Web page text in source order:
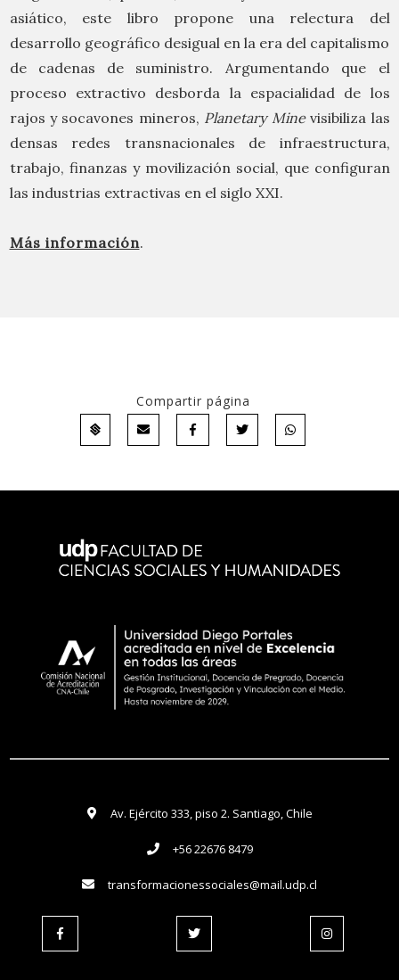
asiático, este libro propone una relectura del
desarrollo geográfico desigual en la era del capitalismo
de cadenas de suministro. Argumentando que el
proceso extractivo desborda la espacialidad de los
rajos y socavones mineros, Planetary Minevisibiliza las
densas redes transnacionales de infraestructura,
trabajo, finanzas y movilización social, que configuran
las industrias extractivas en el siglo XXI.
Más información.
Compartir página
Av. Ejército 333, piso 2. Santiago, Chile
+56 22676 8479
transformacionessociales@mail.udp.cl